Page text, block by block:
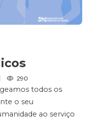
290
todos os
o seu
ao serviço